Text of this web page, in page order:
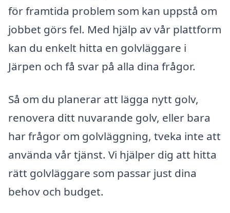
för framtida problem som kan uppstå om
jobbet görs fel. Med hjälp av vår plattform
kan du enkelt hitta en golvläggare i
Järpen och få svar på alla dina frågor.
Så om du planerar att lägga nytt golv,
renovera ditt nuvarande golv, eller bara
har frågor om golvläggning, tveka inte att
använda vår tjänst. Vi hjälper dig att hitta
rätt golvläggare som passar just dina
behov och budget.